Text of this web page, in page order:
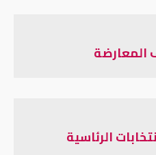
المعارضة
الرئاسية